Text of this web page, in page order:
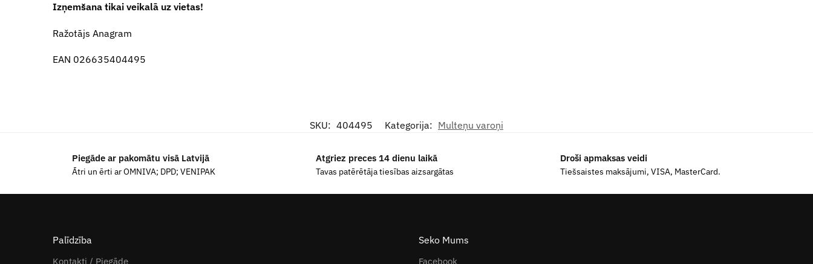
Izņemšana tikai veikalā uz vietas!
Ražotājs Anagram
EAN 026635404495
SKU: 404495 Kategorija: Multeņu varoņi
Piegāde ar pakomātu visā Latvijā
Ātri un ērti ar OMNIVA; DPD; VENIPAK
Atgriez preces 14 dienu laikā
Tavas patērētāja tiesības aizsargātas
Droši apmaksas veidi
Tiešsaistes maksājumi, VISA, MasterCard.
Palīdzība
Kontakti / Piegāde
Seko Mums
Facebook